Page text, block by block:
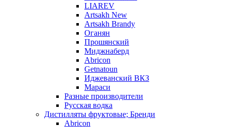
LIAREV
Artsakh New
Artsakh Brandy
Оганян
Прошянский
Миджнаберд
Abricon
Getnatoun
Иджеванский ВКЗ
Мараси
Разные производители
Русская водка
Дистилляты фруктовые; Бренди
Abricon